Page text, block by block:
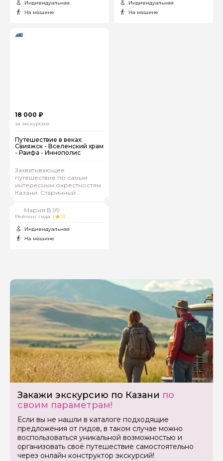
Индивидуальная
На машине
Индивидуальная
На машине
18 000 ₽
за экскурсию
Путешествие в веках:
Свияжск - Вселенский храм
- Раифа - Иннополис
Захватывающее
путешествие по самым
интересным окрестностям
Казани. Старинный
Иннополис, уютная Раифа
и уникальный Вселенский
храм сделают экскурсию
незабываемой.
Мария.В 99
Рейтинг гида (
0)
Индивидуальная
На машине
Закажи экскурсию по Казани по
своим параметрам!
Если вы не нашли в каталоге подходящие
предложения от гидов, в таком случае можно
воспользоваться уникальной возможностью и
организовать своё путешествие самостоятельно
через онлайн конструктор экскурсий!
Задайте свой вопрос гиду
Как вас зовут